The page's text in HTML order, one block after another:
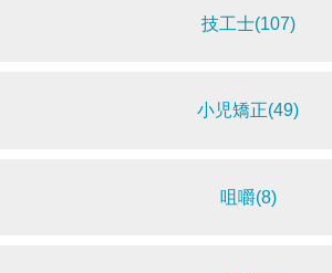
技工士(107)
小児矯正(49)
咀嚼(8)